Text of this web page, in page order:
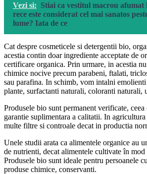
Vezi si: Stiai ca vestitul macrou afumat
rece este considerat cel mai sanatos
lume? Iata de ce
Cat despre cosmeticele si detergentii bio,
acestia contin doar ingrediente acceptate de
certificare organica. Prin urmare, in acestia
chimice nocive precum parabeni, ftalati,
sau parafina. In schimb, vom intalni
plante, surfactanti naturali, coloranti naturali,
Produsele bio sunt permanent verificate, ceea
garantie suplimentara a calitatii. In
multe filtre si controale decat in productia
Unele studii arata ca alimentele organice au
de nutrienti, decat alimentele cultivate în
Produsele bio sunt ideale pentru persoanele
produse chimice, conservanti.